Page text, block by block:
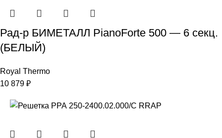
Рад-р БИМЕТАЛЛ PianoForte 500 — 6 секц.
(БЕЛЫЙ)
Royal Thermo
10 879 ₽